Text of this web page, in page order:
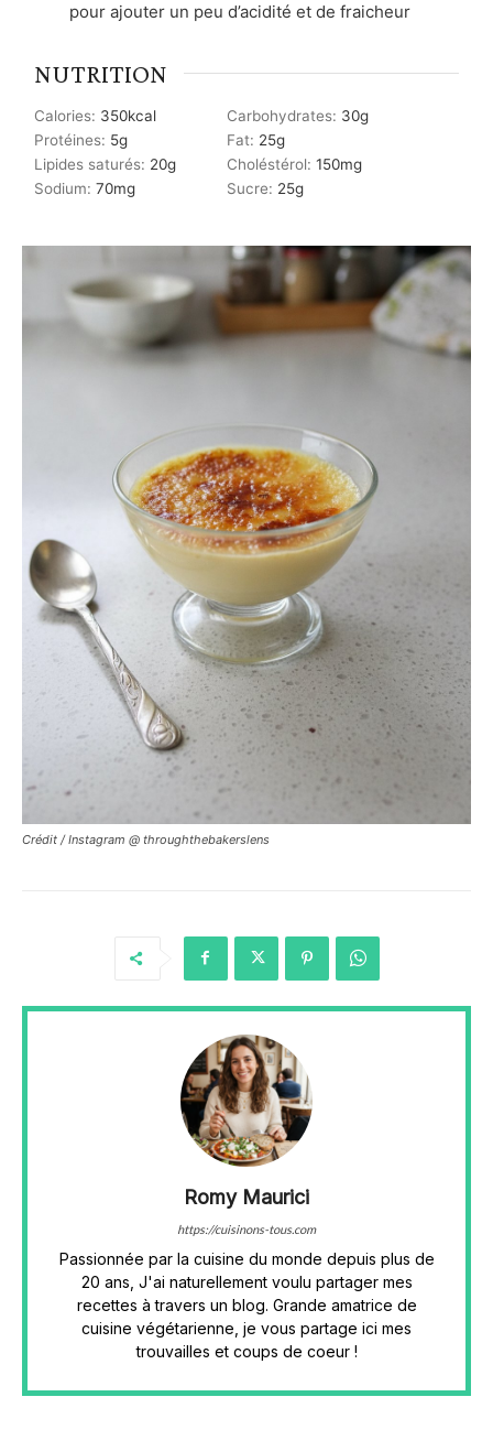
pour ajouter un peu d’acidité et de fraicheur
NUTRITION
Calories: 350kcal Carbohydrates: 30g
Protéines: 5g Fat: 25g
Lipides saturés: 20g Choléstérol: 150mg
Sodium: 70mg Sucre: 25g
Crédit / Instagram @ throughthebakerslens
Romy Maurici
https://cuisinons-tous.com
Passionnée par la cuisine du monde depuis plus de
20 ans, J'ai naturellement voulu partager mes
recettes à travers un blog. Grande amatrice de
cuisine végétarienne, je vous partage ici mes
trouvailles et coups de coeur !